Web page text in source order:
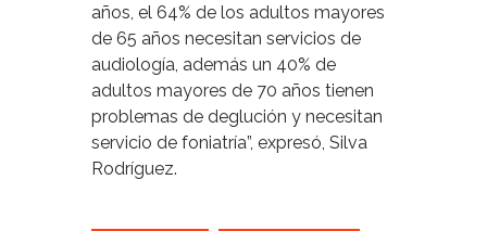
años, el 64% de los adultos mayores
de 65 años necesitan servicios de
audiología, además un 40% de
adultos mayores de 70 años tienen
problemas de deglución y necesitan
servicio de foniatría”, expresó, Silva
Rodríguez.